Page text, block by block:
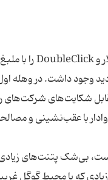
وجود داشت. در وهله
شکایت‌های شرکت‌های
بی‌شک پتنت‌های زیادی